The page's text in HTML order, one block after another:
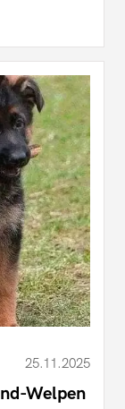
25.11.2025
Welpen